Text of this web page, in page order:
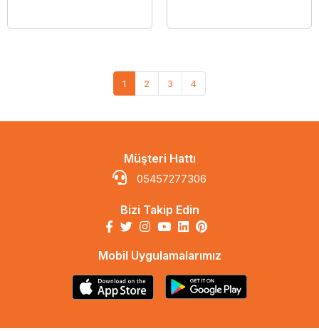
1 2 3 4
Müşteri Hattı
05457277306
Bizi Takip Edin
Mobil Uygulamalarımız